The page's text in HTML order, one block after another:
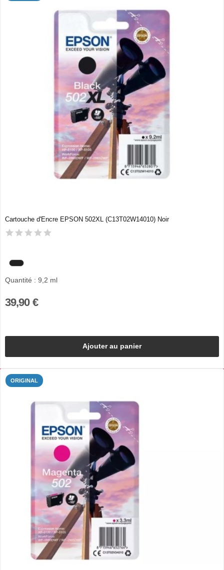
Cartouche d'Encre EPSON 502XL (C13T02W14010) Noir
Quantité : 9,2 ml
39,90 €
Ajouter au panier
ORIGINAL